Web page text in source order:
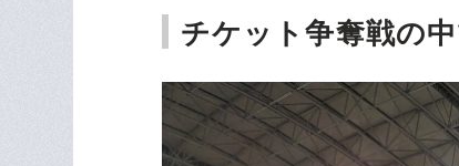
チケット争奪戦の